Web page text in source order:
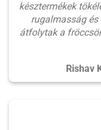
késztermékek
rugalmasság
átfolytak a
Rishav